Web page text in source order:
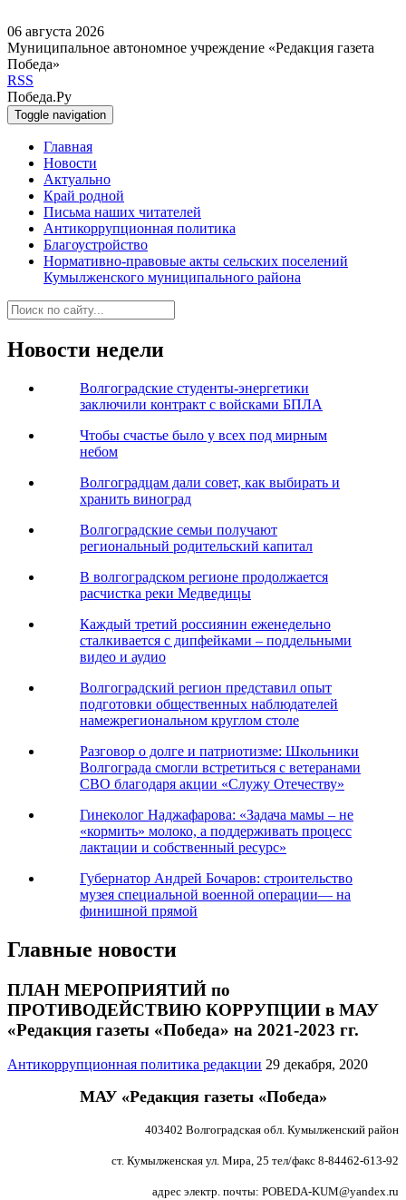
06 августа 2026
Муниципальное автономное учреждение «Редакция газета
Победа»
RSS
Победа.Ру
Toggle navigation
Главная
Новости
Актуально
Край родной
Письма наших читателей
Антикоррупционная политика
Благоустройство
Нормативно-правовые акты сельских поселений
Кумылженского муниципального района
Новости недели
Волгоградские студенты-энергетики
заключили контракт с войсками БПЛА
Чтобы счастье было у всех под мирным
небом
Волгоградцам дали совет, как выбирать и
хранить виноград
Волгоградские семьи получают
региональный родительский капитал
В волгоградском регионе продолжается
расчистка реки Медведицы
Каждый третий россиянин еженедельно
сталкивается с дипфейками – поддельными
видео и аудио
Волгоградский регион представил опыт
подготовки общественных наблюдателей
намежрегиональном круглом столе
Разговор о долге и патриотизме: Школьники
Волгограда смогли встретиться с ветеранами
СВО благодаря акции «Служу Отечеству»
Гинеколог Наджафарова: «Задача мамы – не
«кормить» молоко, а поддерживать процесс
лактации и собственный ресурс»
Губернатор Андрей Бочаров: строительство
музея специальной военной операции— на
финишной прямой
Главные новости
ПЛАН МЕРОПРИЯТИЙ по
ПРОТИВОДЕЙСТВИЮ КОРРУПЦИИ в МАУ
«Редакция газеты «Победа» на 2021-2023 гг.
Антикоррупционная политика редакции 29 декабря, 2020
МАУ «Редакция газеты «Победа»
403402 Волгоградская обл. Кумылженский район
ст. Кумылженская ул. Мира, 25 тел/факс 8-84462-613-92
адрес электр. почты: POBEDA-KUM@yandex.ru